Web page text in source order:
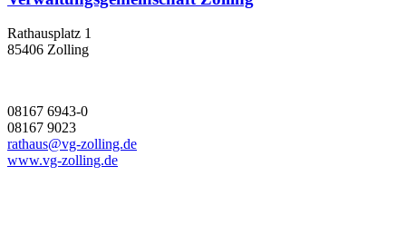
Rathausplatz 1
85406 Zolling
08167 6943-0
08167 9023
rathaus@vg-zolling.de
www.vg-zolling.de